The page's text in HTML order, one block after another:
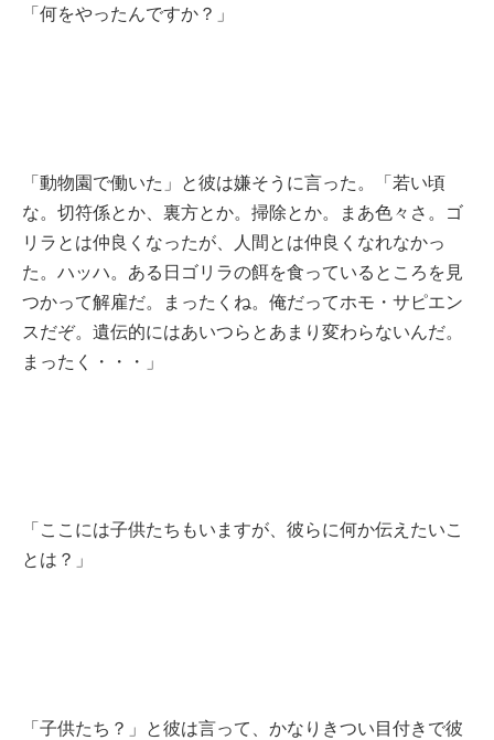
「何をやったんですか？」
「動物園で働いた」と彼は嫌そうに言った。「若い頃
な。切符係とか、裏方とか。掃除とか。まあ色々さ。ゴ
リラとは仲良くなったが、人間とは仲良くなれなかっ
た。ハッハ。ある日ゴリラの餌を食っているところを見
つかって解雇だ。まったくね。俺だってホモ・サピエン
スだぞ。遺伝的にはあいつらとあまり変わらないんだ。
まったく・・・」
「ここには子供たちもいますが、彼らに何か伝えたいこ
とは？」
「子供たち？」と彼は言って、かなりきつい目付きで彼